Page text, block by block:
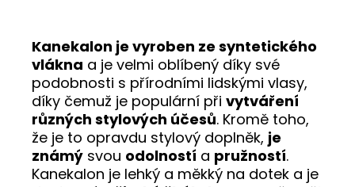
Kanekalon je vyroben ze syntetického
vlákna a je velmi oblíbený díky své
podobnosti s přírodními lidskými vlasy,
díky čemuž je populární při vytváření
různých stylových účesů. Kromě toho,
že je to opravdu stylový doplněk, je
známý svou odolností a pružností.
Kanekalon je lehký a měkký na dotek a je